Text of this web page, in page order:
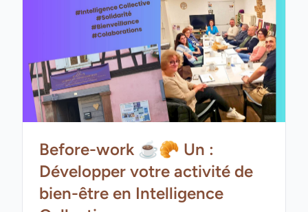
Before-work ☕🥐 Un :
Développer votre activité de
bien-être en Intelligence